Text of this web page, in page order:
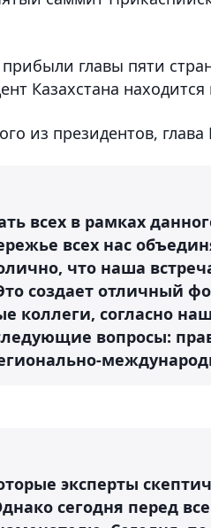
прибыли главы пяти
Казахстана находится
из президентов,
всех в рамках
всех нас
что наша
создает отличный
согласно
вопросы:
эксперты
сегодня перед